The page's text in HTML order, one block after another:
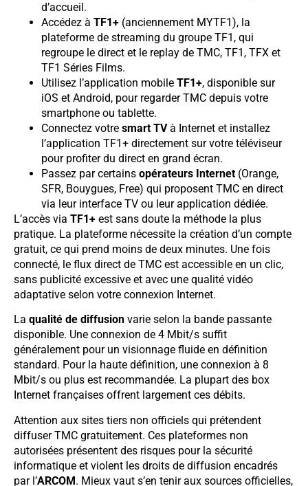
d’accueil.
Accédez à TF1+ (anciennement MYTF1), la
plateforme de streaming du groupe TF1, qui
regroupe le direct et le replay de TMC, TF1, TFX et
TF1 Séries Films.
Utilisez l’application mobile TF1+, disponible sur
iOS et Android, pour regarder TMC depuis votre
smartphone ou tablette.
Connectez votre smart TVà Internet et installez
l’application TF1+ directement sur votre téléviseur
pour profiter du direct en grand écran.
Passez par certains opérateurs Internet (Orange,
SFR, Bouygues, Free) qui proposent TMC en direct
via leur interface TV ou leur application dédiée.
L’accès via TF1+ est sans doute la méthode la plus
pratique. La plateforme nécessite la création d’un compte
gratuit, ce qui prend moins de deux minutes. Une fois
connecté, le flux direct de TMC est accessible en un clic,
sans publicité excessive et avec une qualité vidéo
adaptative selon votre connexion Internet.
La qualité de diffusion varie selon la bande passante
disponible. Une connexion de 4 Mbit/s suffit
généralement pour un visionnage fluide en définition
standard. Pour la haute définition, une connexion à 8
Mbit/s ou plus est recommandée. La plupart des box
Internet françaises offrent largement ces débits.
Attention aux sites tiers non officiels qui prétendent
diffuser TMC gratuitement. Ces plateformes non
autorisées présentent des risques pour la sécurité
informatique et violent les droits de diffusion encadrés
par l’ARCOM. Mieux vaut s’en tenir aux sources officielles,